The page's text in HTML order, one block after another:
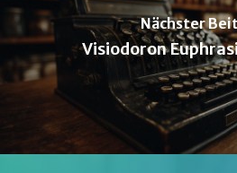
Nächster
Visiodoron